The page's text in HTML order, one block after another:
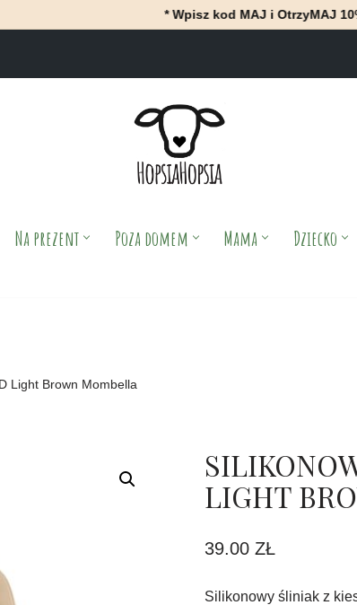
* Wpisz kod MAJ i OtrzyMAJ 10% rabatu
Na prezent Poza domem Mama Dziecko
Light Brown Mombella
LIGHT
39.00ZŁ
Silikonowy śliniak z